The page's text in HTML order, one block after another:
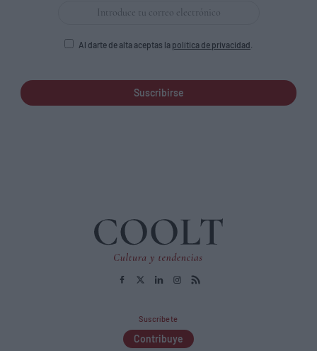
Al darte de alta aceptas la política de privacidad.
Suscribirse
Suscríbete
Contribuye